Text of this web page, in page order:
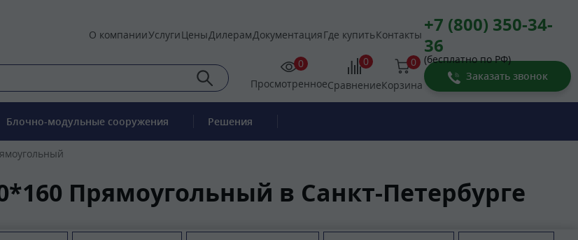
О компанииУслугиЦеныДилерамДокументацияГде купитьКонтакты +7 (800) 350-34-
36
(бесплатно по РФ)
0
Просмотренное
0
Сравнение
0
Корзина
Заказать звонок
Блочно-модульные сооружения Решения
Прямоугольный в Санкт-Петербурге